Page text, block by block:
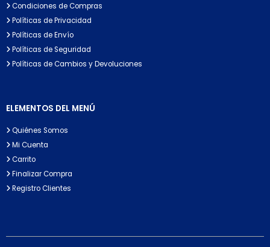
Condiciones de Compras
Políticas de Privacidad
Políticas de Envío
Políticas de Seguridad
Políticas de Cambios y Devoluciones
ELEMENTOS DEL MENÚ
Quiénes Somos
Mi Cuenta
Carrito
Finalizar Compra
Registro Clientes